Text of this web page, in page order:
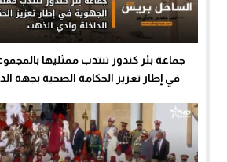
جماعة بئر كندوز تنتدب ممثليها
في إطار تعزيز الحكامة الصحية بجهة